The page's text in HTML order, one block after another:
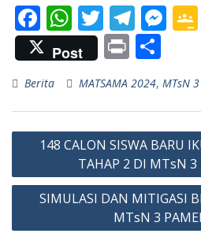
F
ac
e
b
o
o
k
W
h
at
s
A
p
p
T
w
itt
er
T
el
e
gr
a
m
M
e
n
g
er
Post
Pr
in
t
h
ar
e
Berita MATSAMA 2024, MTsN
Navigasi
148 CALON SISWA BARU
TAHAP 2 DI MTsN 3
SIMULASI DAN MITIGASI
MTsN 3